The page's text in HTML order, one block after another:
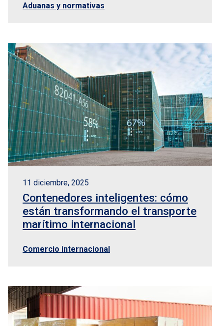
Aduanas y normativas
11 diciembre, 2025
Contenedores inteligentes: cómo
están transformando el transporte
marítimo internacional
Comercio internacional